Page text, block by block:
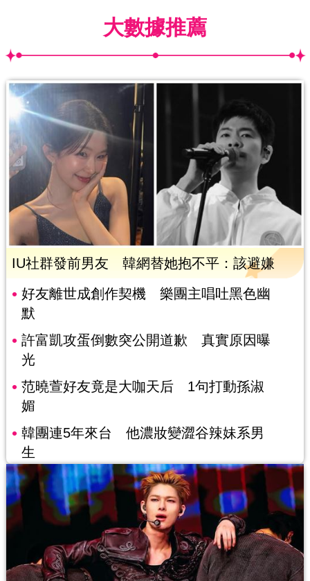
大數據推薦
IU社群發前男友 韓網替她抱不平：該避嫌
好友離世成創作契機 樂團主唱吐黑色幽
默
許富凱攻蛋倒數突公開道歉 真實原因曝
光
范曉萱好友竟是大咖天后 1句打動孫淑
媚
韓團連5年來台 他濃妝變澀谷辣妹系男
生